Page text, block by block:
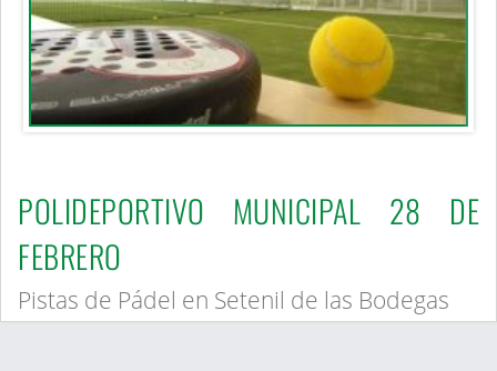
POLIDEPORTIVO MUNICIPAL 28 DE
FEBRERO
Pistas de Pádel en Setenil de las Bodegas